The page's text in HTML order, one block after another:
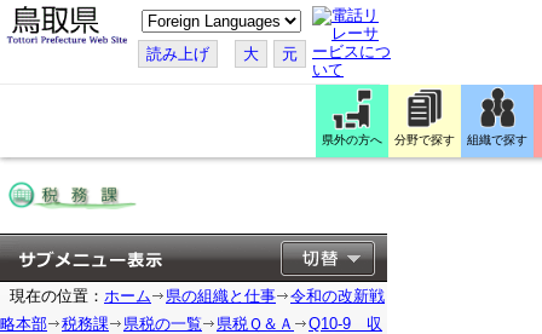
こ
の
ペ
ー
す
読み上げ 大 元
県外の方へ 分野で探す 組織で探す
現在の位置： ホーム 県の組織と仕事
令和の改新戦
略本部
税務課 県税の一覧 県税Ｑ＆Ａ
Q10-9 収